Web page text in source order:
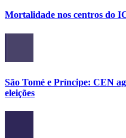
Mortalidade nos centros do
São Tomé e Príncipe: CEN
eleições